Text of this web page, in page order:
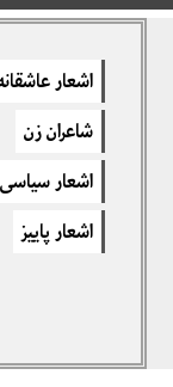
دیدگاهتان را
برای نوشتن دیدگاه باید
اشعار
شاعران زن
اشعار سیاسی
اشعار پاییز